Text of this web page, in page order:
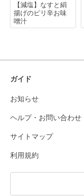
【減塩】なすと絹
揚げのピリ辛お味
噌汁
ガイド
お知らせ
ヘルプ・お問い合わせ
サイトマップ
利用規約